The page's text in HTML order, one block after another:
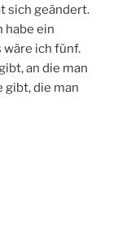
sich geändert.
habe ein
ich fünf.
an die man
gibt, die man